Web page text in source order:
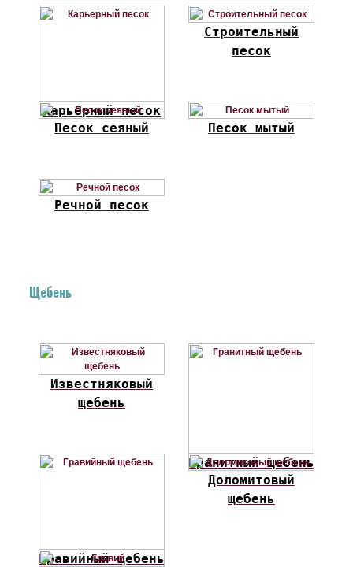
Карьерный песок
Строительный
песок
Песок сеяный Песок мытый
Речной песок
Щебень
Известняковый
щебень
Гранитный щебень
Гравийный щебень
Доломитовый
щебень